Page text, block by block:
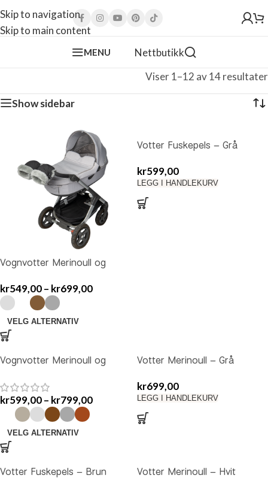
Skip to navigation
Skip to main content
MENU
Nettbutikk
Viser 1–12 av 14 resultater
Show sidebar
Vognvotter Merinoull og
kr549,00– kr699,00
VELG ALTERNATIV
Votter Fuskepels – Grå
kr599,00
LEGG I HANDLEKURV
Vognvotter Merinoull og
kr599,00– kr799,00
VELG ALTERNATIV
Votter Merinoull – Grå
kr699,00
LEGG I HANDLEKURV
Votter Fuskepels – Brun
Votter Merinoull – Hvit